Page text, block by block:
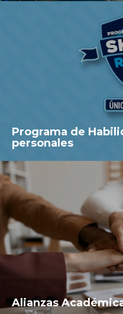
Programa de
personales
Alianzas